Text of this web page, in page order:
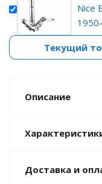
Nice
Текущий
Описание
Доставка и